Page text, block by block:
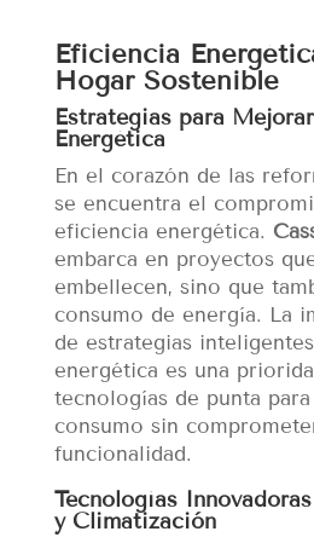
Eficiencia
Hogar Sostenible
Estrategias para
Energética
En el corazón de las
se encuentra el
eficiencia energética.
embarca en proyectos
embellecen, sino que
consumo de energía. La
de estrategias
energética es una
tecnologías de punta
consumo sin
funcionalidad.
Tecnologías
y Climatización